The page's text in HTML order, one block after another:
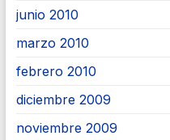
junio 2010
marzo 2010
febrero 2010
diciembre 2009
noviembre 2009